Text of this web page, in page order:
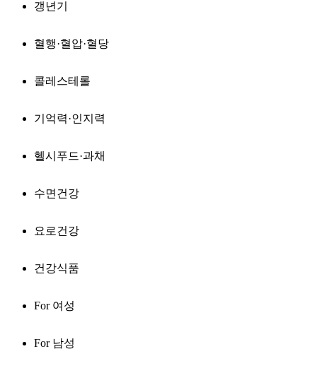
갱년기
혈행·혈압·혈당
콜레스테롤
기억력·인지력
헬시푸드·과채
수면건강
요로건강
건강식품
For 여성
For 남성